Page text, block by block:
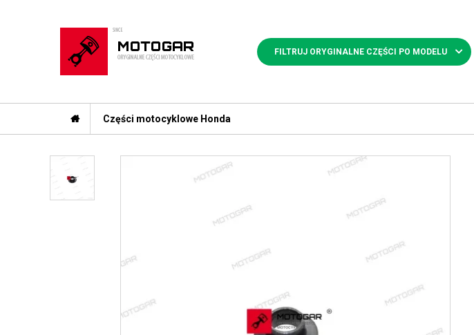
FILTRUJ ORYGINALNE CZĘŚCI PO MODELU
Części motocyklowe Honda